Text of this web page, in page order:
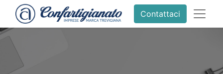
Contattaci